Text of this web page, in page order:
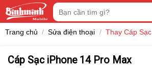
Tìm
kiếm:
Trang chủ / Sửa điện thoại / Thay Cáp Sạc
Cáp Sạc iPhone 14 Pro Max